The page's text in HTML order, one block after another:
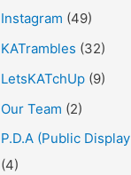
Instagram (49)
KATrambles (32)
LetsKATchUp (9)
Our Team (2)
P.D.A (Public
(4)